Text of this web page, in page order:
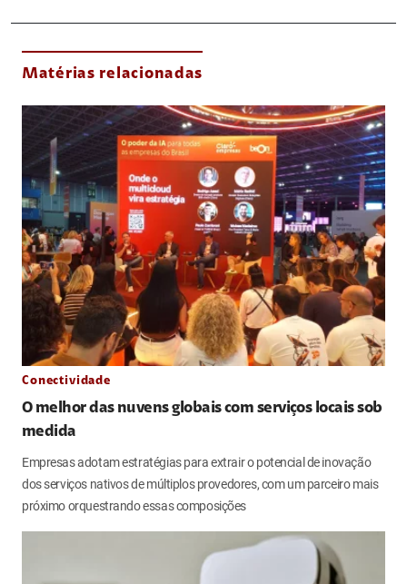
Matérias relacionadas
Conectividade
O melhor das nuvens globais com serviços locais sob
medida
Empresas adotam estratégias para extrair o potencial de inovação
dos serviços nativos de múltiplos provedores, com um parceiro mais
próximo orquestrando essas composições